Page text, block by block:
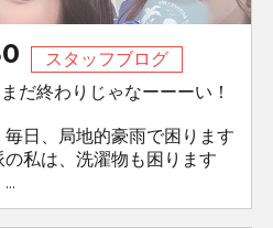
スタッフブログ
だ終わりじゃなーーーい！
毎日、局地的豪雨で困ります
の私は、洗濯物も困ります